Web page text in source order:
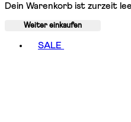
Dein Warenkorb ist zurzeit
Weiter einkaufen
SALE